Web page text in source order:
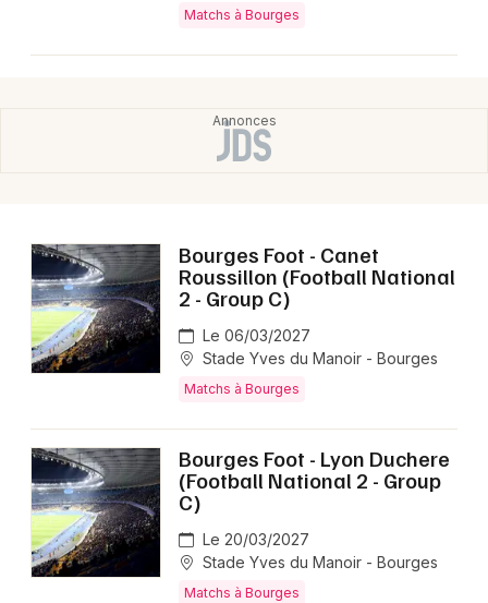
Matchs à Bourges
Bourges Foot - Canet
Roussillon (Football National
2 - Group C)
Le 06/03/2027
Stade Yves du Manoir - Bourges
Matchs à Bourges
Bourges Foot - Lyon Duchere
(Football National 2 - Group
C)
Le 20/03/2027
Stade Yves du Manoir - Bourges
Matchs à Bourges